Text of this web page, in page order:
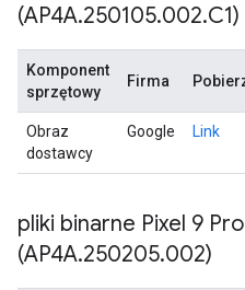
(AP4A.250105.002.C1)
Komponent
sprzętowy
Firma
Obraz
dostawcy
Google Link
pliki binarne Pixel 9
(AP4A.250205.002)